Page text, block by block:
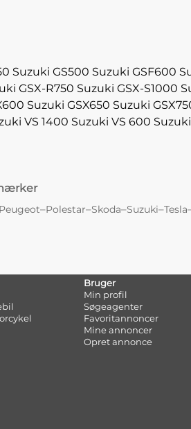
Suzuki GS500 Suzuki GSF600
GSX-R750 Suzuki GSX-S1000
Suzuki GSX650 Suzuki
VS 1400 Suzuki VS 600
–Polestar–Skoda–Suzuki–Tesla
Bruger
Min profil
Søgeagenter
Favoritannoncer
Mine annoncer
Opret annonce